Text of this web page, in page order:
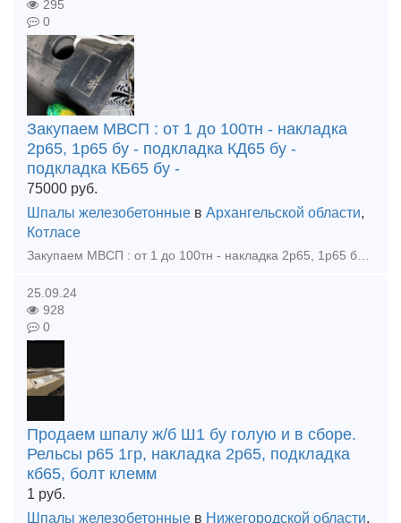
295
0
Закупаем МВСП : от 1 до 100тн - накладка
2р65, 1р65 бу - подкладка КД65 бу -
подкладка КБ65 бу -
75000 руб.
Шпалы железобетонные в Архангельской области,
Котласе
Закупаем МВСП : от 1 до 100тн - накладка 2р65, 1р65 бу - подкладка КД65 бу - подкладка КБ65 бу - подкладка Д65 бу - болт клеммный 22х75 в сборе бу - болт закладной 22х175 в сборе бу
25.09.24
928
0
Продаем шпалу ж/б Ш1 бу голую и в сборе.
Рельсы р65 1гр, накладка 2р65, подкладка
кб65, болт клемм
1 руб.
Шпалы железобетонные в Нижегородской области,